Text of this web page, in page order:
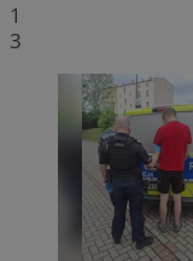
1
3